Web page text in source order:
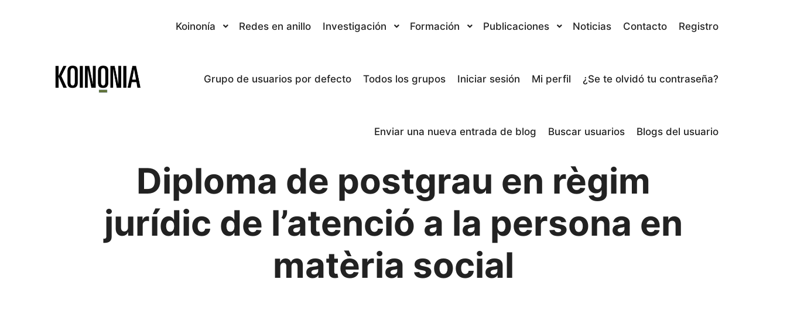
Koinonía Redes en anillo Investigación Formación Publicaciones Noticias Contacto Registro
Grupo de usuarios por defecto Todos los grupos Iniciar sesión Mi perfil ¿Se te olvidó tu contraseña?
Enviar una nueva entrada de blog Buscar usuarios Blogs del usuario
Diploma de postgrau en règim
jurídic de l’atenció a la persona en
matèria social